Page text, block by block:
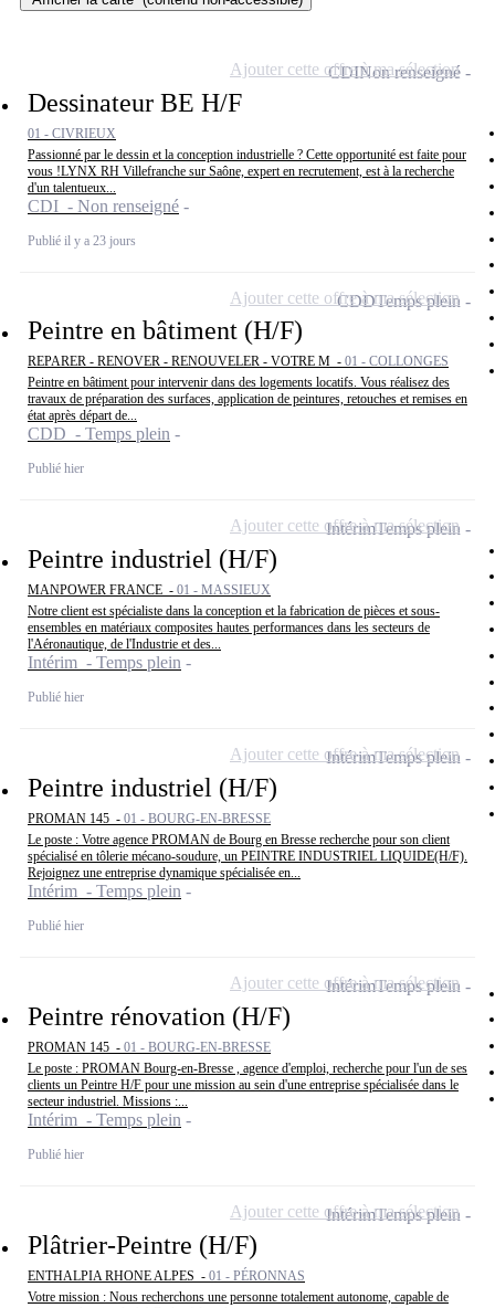
Dessinateur BE H/F
01 - CIVRIEUX
Passionné par le dessin et la conception industrielle ? Cette opportunité est faite pour
vous !LYNX RH Villefranche sur Saône, expert en recrutement, est à la recherche
d'un talentueux...
CDI - Non renseigné
Publié il y a 23 jours
CDINon renseigné
Ajouter cette offre à ma sélection
Peintre en bâtiment (H/F)
REPARER - RENOVER - RENOUVELER - VOTRE M - 01 - COLLONGES
Peintre en bâtiment pour intervenir dans des logements locatifs. Vous réalisez des
travaux de préparation des surfaces, application de peintures, retouches et remises en
état après départ de...
CDD - Temps plein
Publié hier
CDDTemps plein
Ajouter cette offre à ma sélection
Peintre industriel (H/F)
MANPOWER FRANCE - 01 - MASSIEUX
Notre client est spécialiste dans la conception et la fabrication de pièces et sous-
ensembles en matériaux composites hautes performances dans les secteurs de
l'Aéronautique, de l'Industrie et des...
Intérim - Temps plein
Publié hier
IntérimTemps plein
Ajouter cette offre à ma sélection
Peintre industriel (H/F)
PROMAN 145 - 01 - BOURG-EN-BRESSE
Le poste : Votre agence PROMAN de Bourg en Bresse recherche pour son client
spécialisé en tôlerie mécano-soudure, un PEINTRE INDUSTRIEL LIQUIDE(H/F).
Rejoignez une entreprise dynamique spécialisée en...
Intérim - Temps plein
Publié hier
IntérimTemps plein
Ajouter cette offre à ma sélection
Peintre rénovation (H/F)
PROMAN 145 - 01 - BOURG-EN-BRESSE
Le poste : PROMAN Bourg-en-Bresse , agence d'emploi, recherche pour l'un de ses
clients un Peintre H/F pour une mission au sein d'une entreprise spécialisée dans le
secteur industriel. Missions :...
Intérim - Temps plein
Publié hier
IntérimTemps plein
Ajouter cette offre à ma sélection
Plâtrier-Peintre (H/F)
ENTHALPIA RHONE ALPES - 01 - PÉRONNAS
Votre mission : Nous recherchons une personne totalement autonome, capable de
IntérimTemps plein
Ajouter cette offre à ma sélection